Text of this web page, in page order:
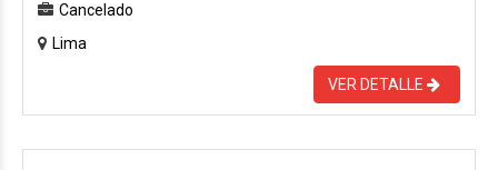
Cancelado
Lima
VER DETALLE